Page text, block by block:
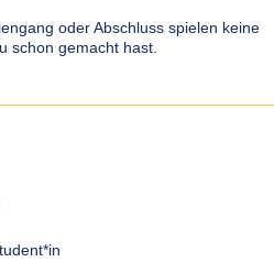
oder Abschluss spielen keine
schon gemacht hast.